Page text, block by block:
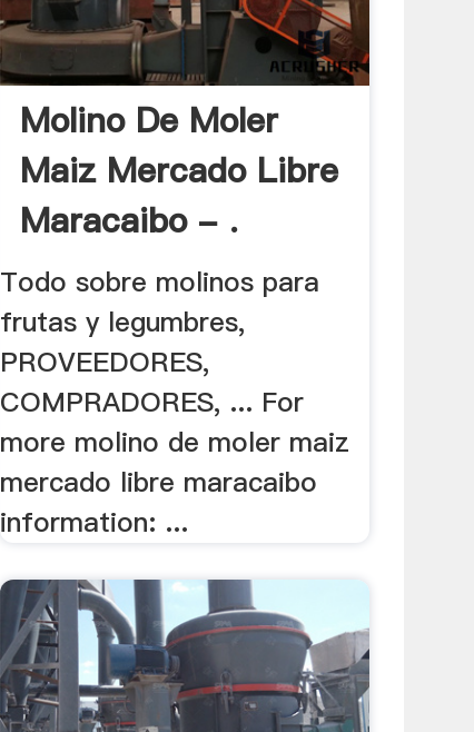
Molino De Moler
Maiz Mercado Libre
Maracaibo - .
Todo sobre molinos para
frutas y legumbres,
PROVEEDORES,
COMPRADORES, ... For
more molino de moler maiz
mercado libre maracaibo
information: ...